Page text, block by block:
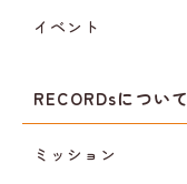
イベント
RECORDsについて
ミッション